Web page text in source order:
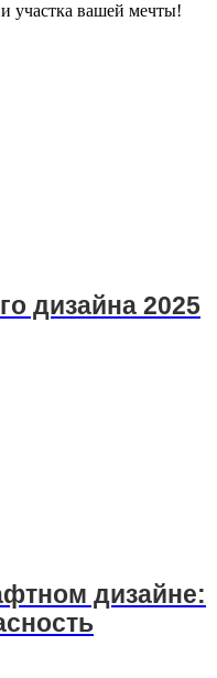
участка вашей мечты!
дизайна 2025
дизайне: